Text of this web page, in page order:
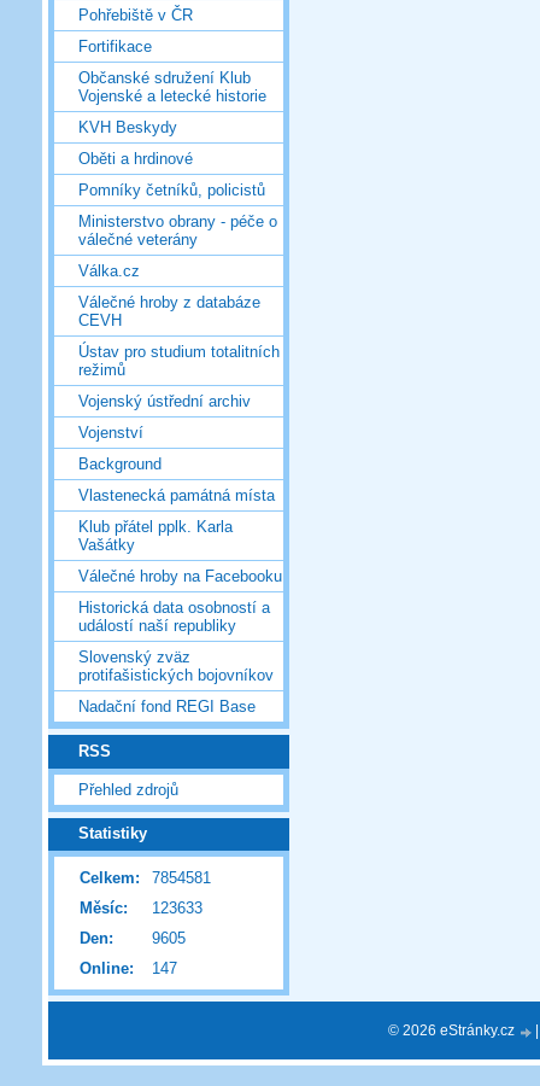
Pohřebiště v ČR
Fortifikace
Občanské sdružení Klub
Vojenské a letecké historie
KVH Beskydy
Oběti a hrdinové
Pomníky četníků, policistů
Ministerstvo obrany - péče o
válečné veterány
Válka.cz
Válečné hroby z databáze
CEVH
Ústav pro studium totalitních
režimů
Vojenský ústřední archiv
Vojenství
Background
Vlastenecká památná místa
Klub přátel pplk. Karla
Vašátky
Válečné hroby na Facebooku
Historická data osobností a
událostí naší republiky
Slovenský zväz
protifašistických bojovníkov
Nadační fond REGI Base
RSS
Přehled zdrojů
Statistiky
Online: 147
Celkem:
7854581
Měsíc:
123633
Den:
9605
© 2026 eStránky.cz